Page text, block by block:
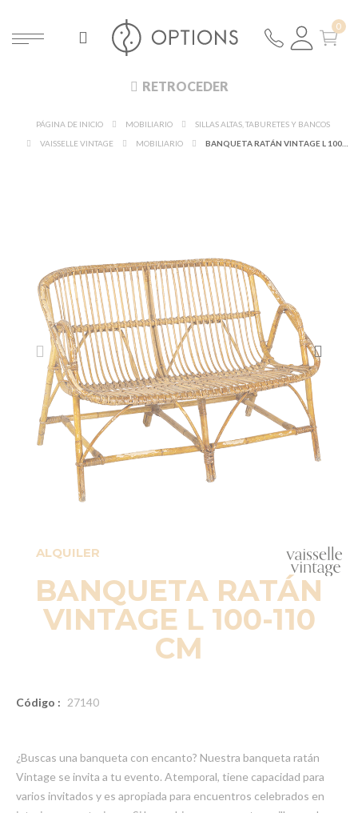
RETROCEDER
PÁGINA DE INICIO MOBILIARIO
SILLAS ALTAS, TABURETES Y BANCOS
VAISSELLE VINTAGE
MOBILIARIO BANQUETA RATÁN VINTAGE L 100-110 CM
ALQUILER
BANQUETA RATÁN
VINTAGE L 100-110
CM
Código : 27140
¿Buscas una banqueta con encanto? Nuestra banqueta ratán
Vintage se invita a tu evento. Atemporal, tiene capacidad para
varios invitados y es apropiada para encuentros celebrados en